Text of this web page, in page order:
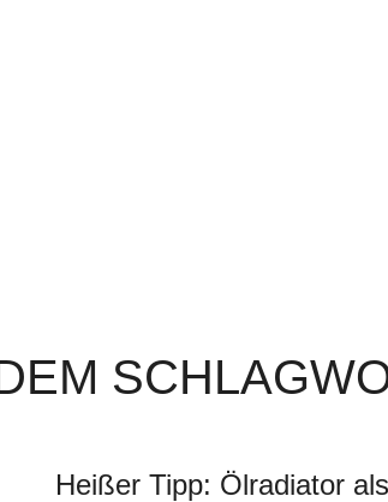
Heißer Tipp: Ölradiator